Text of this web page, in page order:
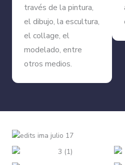
través de la pintura,
el dibujo, la escultura,
el collage, el
modelado, entre
otros medios.